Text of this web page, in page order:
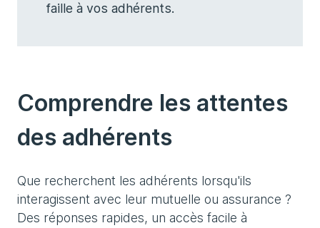
faille à vos adhérents.
Comprendre les attentes
des adhérents
Que recherchent les adhérents lorsqu'ils
interagissent avec leur mutuelle ou assurance ?
Des réponses rapides, un accès facile à